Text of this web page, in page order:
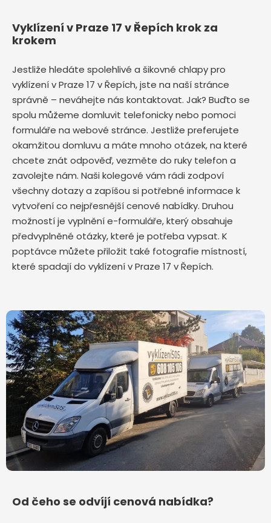
Vyklízení v Praze 17 v Řepích krok za
krokem
Jestliže hledáte spolehlivé a šikovné chlapy pro
vyklízení v Praze 17 v Řepích, jste na naší stránce
správně – neváhejte nás kontaktovat. Jak? Buďto se
spolu můžeme domluvit telefonicky nebo pomoci
formuláře na webové stránce. Jestliže preferujete
okamžitou domluvu a máte mnoho otázek, na které
chcete znát odpověď, vezměte do ruky telefon a
zavolejte nám. Naši kolegové vám rádi zodpoví
všechny dotazy a zapíšou si potřebné informace k
vytvoření co nejpřesnější cenové nabídky. Druhou
možností je vyplnění e-formuláře, který obsahuje
předvyplněné otázky, které je potřeba vypsat. K
poptávce můžete přiložit také fotografie místností,
které spadají do vyklízení v Praze 17 v Řepích.
Od čeho se odvíjí cenová nabídka?